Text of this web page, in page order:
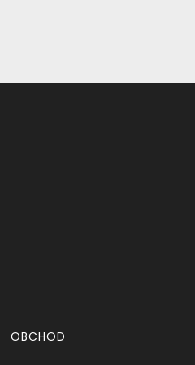
OBCHOD